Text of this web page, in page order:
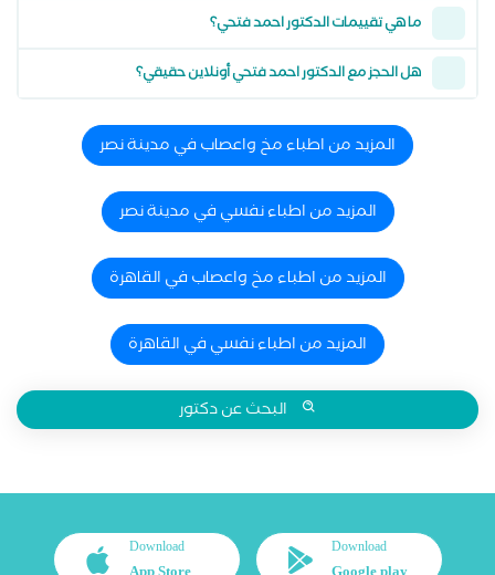
ما هي تقييمات الدكتور احمد فتحي؟
هل الحجز مع الدكتور احمد فتحي أونلاين حقيقي؟
المزيد من اطباء مخ واعصاب في مدينة نصر
المزيد من اطباء نفسي في مدينة نصر
المزيد من اطباء مخ واعصاب في القاهرة
المزيد من اطباء نفسي في القاهرة
البحث عن دكتور
Download
Google play
Download
App Store